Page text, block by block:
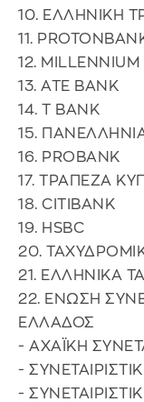
10. ΕΛΛΗΝΙΚΗ
11.
12. MILLENNIUM
13. ATE BANK
14. T BANK
15.
16. PROBANK
17. ΤΡΑΠΕΖΑ
18. CITIBANK
19. HSBC
20.
21. ΕΛΛΗΝΙΚΑ
22. ΕΝΩΣΗ
ΕΛΛΑΔΟΣ
- ΑΧΑΪΚΗ
-
-